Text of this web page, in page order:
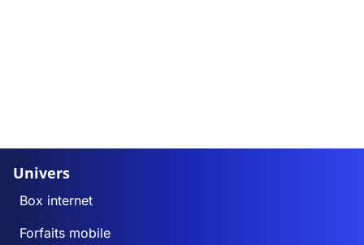
Univers
Box internet
Forfaits mobile